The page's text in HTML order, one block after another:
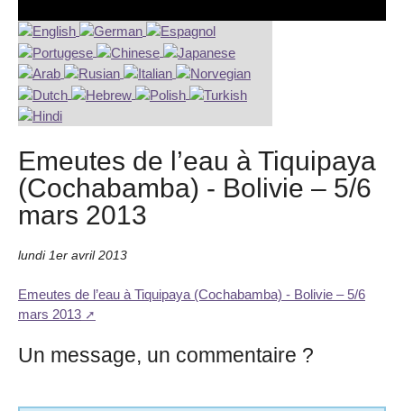
Emeutes de l’eau à Tiquipaya
(Cochabamba) - Bolivie – 5/6
mars 2013
lundi 1er avril 2013
Emeutes de l’eau à Tiquipaya (Cochabamba) - Bolivie – 5/6
mars 2013
Un message, un commentaire ?